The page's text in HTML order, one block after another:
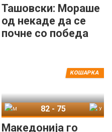
Ташовски: Мораше
од некаде да се
почне со победа
Македонија го
КОШАРКА
82-75